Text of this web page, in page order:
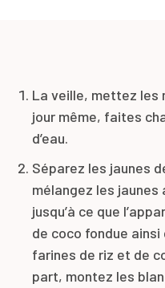
La veille, mettez les
jour même, faites
d’eau.
Séparez les jaunes
mélangez les jaunes
jusqu’à ce que
de coco fondue
farines de riz et de
part, montez les